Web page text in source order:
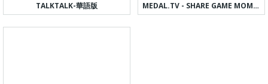
TALKTALK-華語版 MEDAL.TV - SHARE GAME MOMENTS